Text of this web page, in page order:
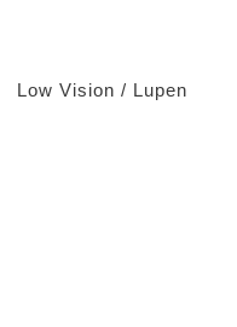
Low Vision / Lupen